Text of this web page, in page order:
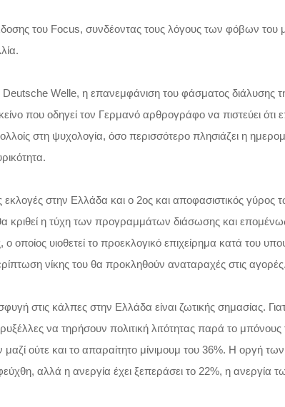
του Focus, συνδέοντας τους λόγους των φόβων του
Welle, η επανεμφάνιση του φάσματος διάλυσης
που οδηγεί τον Γερμανό αρθρογράφο να πιστεύει
στη ψυχολογία, όσο περισσότερο πλησιάζει η
εκλογές στην Ελλάδα και ο 2ος και αποφασιστικός
κριθεί η τύχη των προγραμμάτων διάσωσης και
ο οποίος υιοθετεί το προεκλογικό επιχείρημα κατά του
νίκης του θα προκληθούν αναταραχές στις αγορές.
στις κάλπες στην Ελλάδα είναι ζωτικής σημασίας.
να τηρήσουν πολιτική λιτότητας παρά το
ούτε και το απαραίτητο μίνιμουμ του 36%. Η οργή
αλλά η ανεργία έχει ξεπεράσει το 22%, η ανεργία